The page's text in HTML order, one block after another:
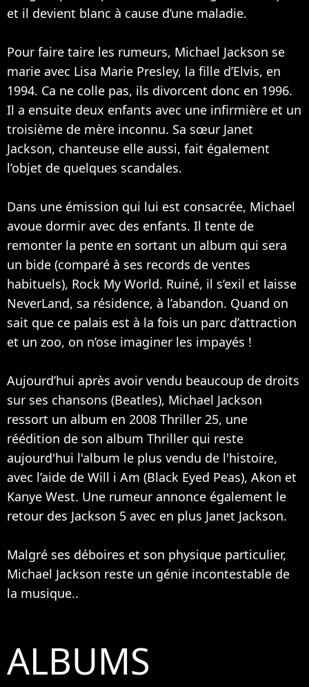
et il devient blanc à cause d’une maladie.
Pour faire taire les rumeurs, Michael Jackson se
marie avec Lisa Marie Presley, la fille d’Elvis, en
1994. Ca ne colle pas, ils divorcent donc en 1996.
Il a ensuite deux enfants avec une infirmière et un
troisième de mère inconnu. Sa sœur Janet
Jackson, chanteuse elle aussi, fait également
l’objet de quelques scandales.
Dans une émission qui lui est consacrée, Michael
avoue dormir avec des enfants. Il tente de
remonter la pente en sortant un album qui sera
un bide (comparé à ses records de ventes
habituels), Rock My World. Ruiné, il s’exil et laisse
NeverLand, sa résidence, à l’abandon. Quand on
sait que ce palais est à la fois un parc d’attraction
et un zoo, on n’ose imaginer les impayés !
Aujourd’hui après avoir vendu beaucoup de droits
sur ses chansons (Beatles), Michael Jackson
ressort un album en 2008 Thriller 25, une
réédition de son album Thriller qui reste
aujourd'hui l'album le plus vendu de l'histoire,
avec l’aide de Will i Am (Black Eyed Peas), Akon et
Kanye West. Une rumeur annonce également le
retour des Jackson 5 avec en plus Janet Jackson.
Malgré ses déboires et son physique particulier,
Michael Jackson reste un génie incontestable de
la musique..
ALBUMS